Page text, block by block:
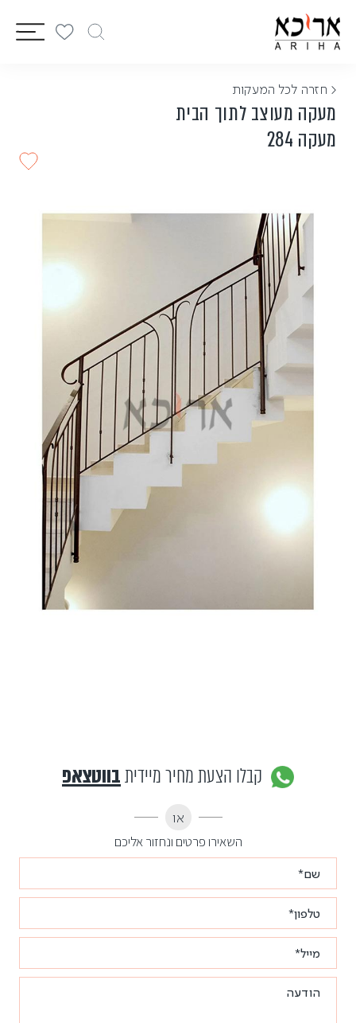
< חזרה לכל המעקות
מעקה מעוצב לתוך הבית
מעקה 284
קבלו הצעת מחיר מיידיתבווטצאפ
או
השאירו פרטים ונחזור אליכם